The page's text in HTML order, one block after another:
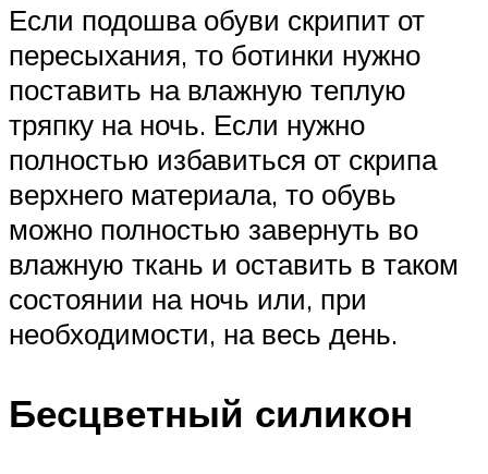
Если подошва обуви скрипит от
пересыхания, то ботинки нужно
поставить на влажную теплую
тряпку на ночь. Если нужно
полностью избавиться от скрипа
верхнего материала, то обувь
можно полностью завернуть во
влажную ткань и оставить в таком
состоянии на ночь или, при
необходимости, на весь день.
Бесцветный силикон